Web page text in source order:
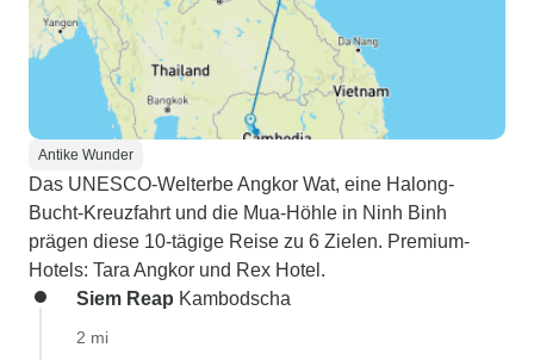
Antike Wunder
Das UNESCO-Welterbe Angkor Wat, eine Halong-
Bucht-Kreuzfahrt und die Mua-Höhle in Ninh Binh
prägen diese 10-tägige Reise zu 6 Zielen. Premium-
Hotels: Tara Angkor und Rex Hotel.
Siem Reap Kambodscha
2 mi